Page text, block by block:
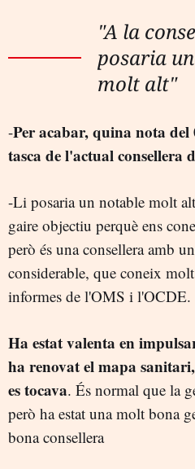
"A la
posaria
molt alt"
-Per acabar, quina nota
tasca de l'actual consellera
-Li posaria un notable molt
gaire objectiu perquè ens
però és una consellera amb
considerable, que coneix
informes de l'OMS i l'OCDE.
Ha estat valenta en
ha renovat el mapa
es tocava. És normal que la
però ha estat una molt bona
bona consellera